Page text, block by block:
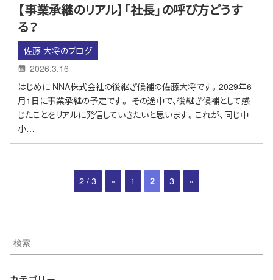
【事業承継のリアル】「社長」の呼び方どうす
る？
佐藤 大将のブログ
2026.3.16
はじめに NNA株式会社の後継ぎ候補の佐藤大将です。2029年6
月1日に事業承継の予定です。 その途中で、後継ぎ候補として感
じたことをリアルに発信していきたいと思います。これが、同じ中
小…
2 / 3 « 1 2 3 »